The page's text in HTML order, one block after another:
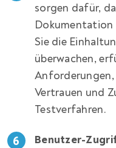
sorgen dafür,
Dokumentation
Sie die
überwachen,
Vertrauen und
Testverfahren.
Benutzer-